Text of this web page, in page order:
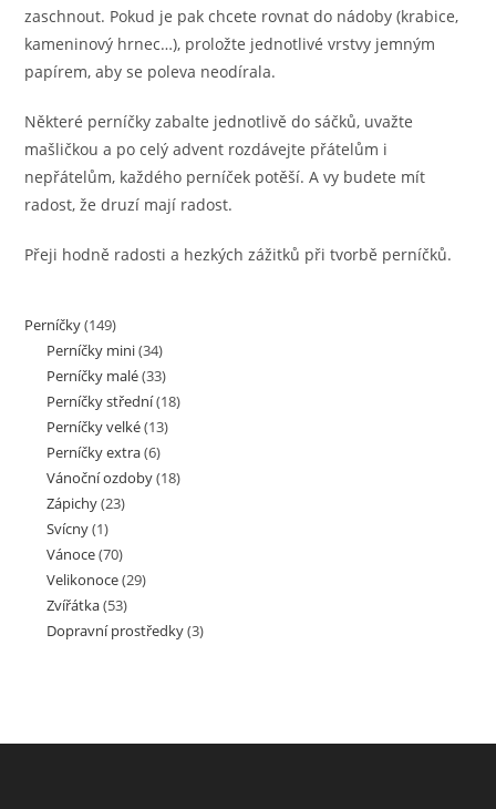
zaschnout. Pokud je pak chcete rovnat do nádoby (krabice,
kameninový hrnec…), proložte jednotlivé vrstvy jemným
papírem, aby se poleva neodírala.
Některé perníčky zabalte jednotlivě do sáčků, uvažte
mašličkou a po celý advent rozdávejte přátelům i
nepřátelům, každého perníček potěší. A vy budete mít
radost, že druzí mají radost.
Přeji hodně radosti a hezkých zážitků při tvorbě perníčků.
Perníčky(149)
Perníčky mini(34)
Perníčky malé(33)
Perníčky střední(18)
Perníčky velké(13)
Perníčky extra(6)
Vánoční ozdoby(18)
Zápichy(23)
Svícny(1)
Vánoce(70)
Velikonoce(29)
Zvířátka(53)
Dopravní prostředky(3)